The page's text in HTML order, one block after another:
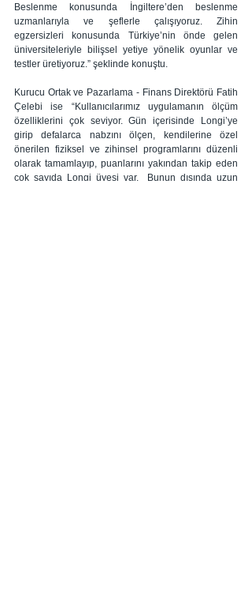
Beslenme konusunda İngiltere’den beslenme
uzmanlarıyla ve şeflerle çalışıyoruz. Zihin
egzersizleri konusunda Türkiye’nin önde gelen
üniversiteleriyle bilişsel yetiye yönelik oyunlar ve
testler üretiyoruz.” şeklinde konuştu.
Kurucu Ortak ve Pazarlama - Finans Direktörü Fatih
Çelebi ise “Kullanıcılarımız uygulamanın ölçüm
özelliklerini çok seviyor. Gün içerisinde Longi’ye
girip defalarca nabzını ölçen, kendilerine özel
önerilen fiziksel ve zihinsel programlarını düzenli
olarak tamamlayıp, puanlarını yakından takip eden
çok sayıda Longi üyesi var.  Bunun dışında uzun